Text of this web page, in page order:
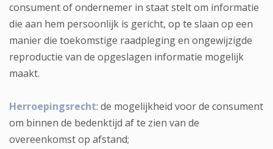
consument of ondernemer in staat stelt om informatie
die aan hem persoonlijk is gericht, op te slaan op een
manier die toekomstige raadpleging en ongewijzigde
reproductie van de opgeslagen informatie mogelijk
maakt.
Herroepingsrecht: de mogelijkheid voor de consument
om binnen de bedenktijd af te zien van de
overeenkomst op afstand;